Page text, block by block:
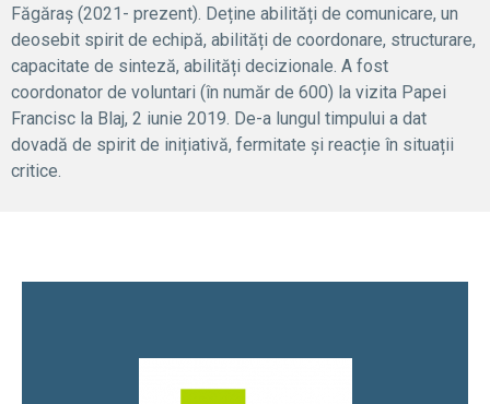
Făgăraș (2021- prezent). Deține abilități de comunicare, un
deosebit spirit de echipă, abilități de coordonare, structurare,
capacitate de sinteză, abilități decizionale. A fost
coordonator de voluntari (în număr de 600) la vizita Papei
Francisc la Blaj, 2 iunie 2019. De-a lungul timpului a dat
dovadă de spirit de inițiativă, fermitate și reacție în situații
critice.